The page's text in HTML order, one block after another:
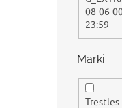
08-06-
23:59
Marki
Trestles